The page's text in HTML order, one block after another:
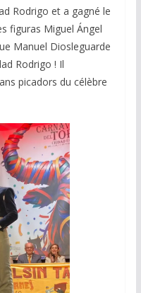
Rodrigo et a gagné le
figuras Miguel Ángel
Manuel Diosleguarde
Rodrigo ! Il
picadors du célèbre